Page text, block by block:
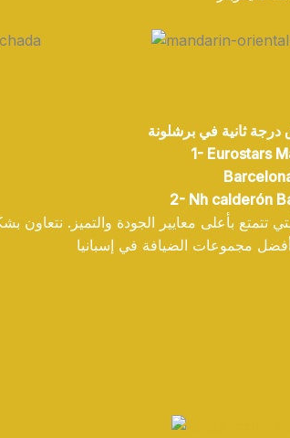
درجة ثانية في برشلونة
1- Eurostars
2- Nh calderón
تتمتع بأعلى معايير الجودة والتميز.